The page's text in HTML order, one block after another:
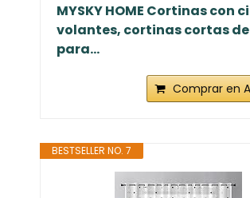
MYSKY HOME Cortinas con
volantes, cortinas cortas
para...
Comprar en
BESTSELLER NO. 7